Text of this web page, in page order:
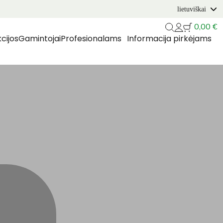
lietuviškai
0,00 €
GamintojaiProfesionalams Informacija pirkėjams